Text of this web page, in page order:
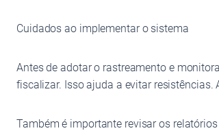
Cuidados ao implementar o sistema
Antes de adotar o rastreamento e
fiscalizar. Isso ajuda a evitar
Também é importante revisar os